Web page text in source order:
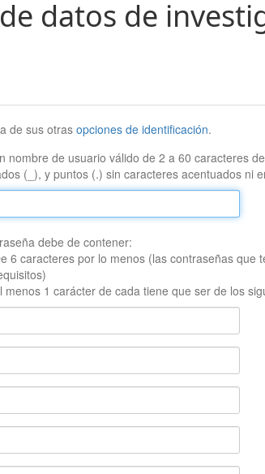
datos de
de sus otrasopciones de identificación.
nombre de usuario válido de 2 a 60 caracteres
(_), y puntos (.) sin caracteres acentuados ni
debe de contener:
6 caracteres por lo menos (las contraseñas
menos 1 carácter de cada tiene que ser de los